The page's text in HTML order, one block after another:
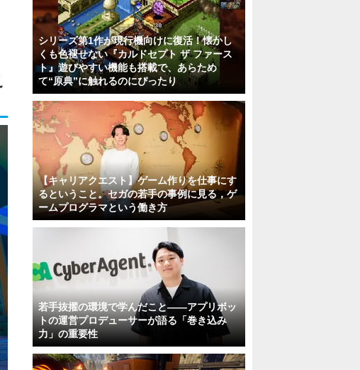
シリーズ第1作が現行機向けに復活！懐かし
くも色褪せない『カルドセプト ザ ファース
ト』遊びやすい機能も搭載で、あらため
て“原典”に触れるのにぴったり
【キャリアクエスト】ゲーム作りを仕事にす
るということ。セガの若手の事例に見る，ゲ
ームプログラマという働き方
若手抜擢の環境で学んだこと――アプリボッ
トの運営プロデューサーが語る「巻き込み
力」の重要性